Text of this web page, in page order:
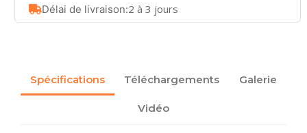
Délai de livraison:2 à 3 jours
Spécifications Téléchargements Galerie
Vidéo